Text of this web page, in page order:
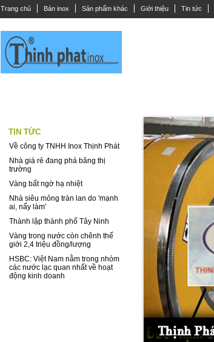
Trang chủ Bán inox Sản phẩm khác Giới thiệu Tin tức
TIN TỨC
Về công ty TNHH Inox Thịnh Phát
Nhà giá rẻ đang phá băng thị
trường
Vàng bất ngờ hạ nhiệt
Nhà siêu mỏng tràn lan do 'mạnh
ai, nấy làm'
Thành lập thành phố Tây Ninh
Vàng trong nước còn chênh thế
giới 2,4 triệu đồng/lượng
HSBC: Việt Nam nằm trong nhóm
các nước lạc quan nhất về hoạt
động kinh doanh